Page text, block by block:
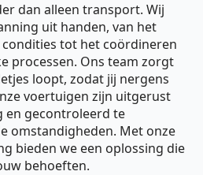
dan alleen transport. Wij
uit handen, van het
tot het coördineren
processen. Ons team zorgt
loopt, zodat jij nergens
voertuigen zijn uitgerust
en gecontroleerd te
omstandigheden. Met onze
bieden we een oplossing die
behoeften.